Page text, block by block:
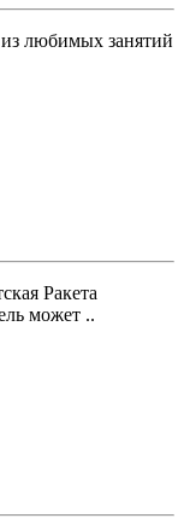
любимых занятий
Ракета
может ..